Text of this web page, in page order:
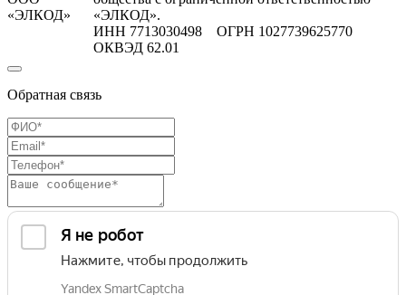
«ЭЛКОД»
«ЭЛКОД».
ИНН 7713030498 ОГРН 1027739625770
ОКВЭД 62.01
Обратная связь